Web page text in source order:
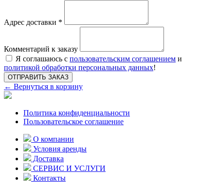
Адрес доставки *
Комментарий к заказу
Я соглашаюсь с пользовательским соглашением и
политикой обработки персональных данных!
ОТПРАВИТЬ ЗАКАЗ
← Вернуться в корзину
Политика конфиденциальности
Пользовательское соглашение
О компании
Условия аренды
Доставка
СЕРВИС И УСЛУГИ
Контакты